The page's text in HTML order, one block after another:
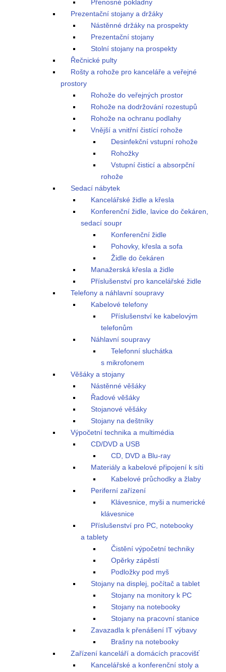
Přenosné pokladny
Prezentační stojany a držáky
Nástěnné držáky na prospekty
Prezentační stojany
Stolní stojany na prospekty
Řečnické pulty
Rošty a rohože pro kanceláře a veřejné
prostory
Rohože do veřejných prostor
Rohože na dodržování rozestupů
Rohože na ochranu podlahy
Vnější a vnitřní čistící rohože
Desinfekční vstupní rohože
Rohožky
Vstupní čisticí a absorpční
rohože
Sedací nábytek
Kancelářské židle a křesla
Konferenční židle, lavice do čekáren,
sedací soupr
Konferenční židle
Pohovky, křesla a sofa
Židle do čekáren
Manažerská křesla a židle
Příslušenství pro kancelářské židle
Telefony a náhlavní soupravy
Kabelové telefony
Příslušenství ke kabelovým
telefonům
Náhlavní soupravy
Telefonní sluchátka
s mikrofonem
Věšáky a stojany
Nástěnné věšáky
Řadové věšáky
Stojanové věšáky
Stojany na deštníky
Výpočetní technika a multimédia
CD/DVD a USB
CD, DVD a Blu-ray
Materiály a kabelové připojení k síti
Kabelové průchodky a žlaby
Periferní zařízení
Klávesnice, myši a numerické
klávesnice
Příslušenství pro PC, notebooky
a tablety
Čistění výpočetní techniky
Opěrky zápěstí
Podložky pod myš
Stojany na displej, počítač a tablet
Stojany na monitory k PC
Stojany na notebooky
Stojany na pracovní stanice
Zavazadla k přenášení IT výbavy
Brašny na notebooky
Zařízení kanceláří a domácích pracovišť
Kancelářské a konferenční stoly a